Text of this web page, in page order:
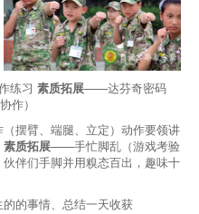
练习 素质拓展——达芬奇密码
作）
摆臂、端腿、立定）动作要领讲
素质拓展——手忙脚乱（游戏考验
伴们手脚并用糗态百出，趣味十
的事情、总结一天收获